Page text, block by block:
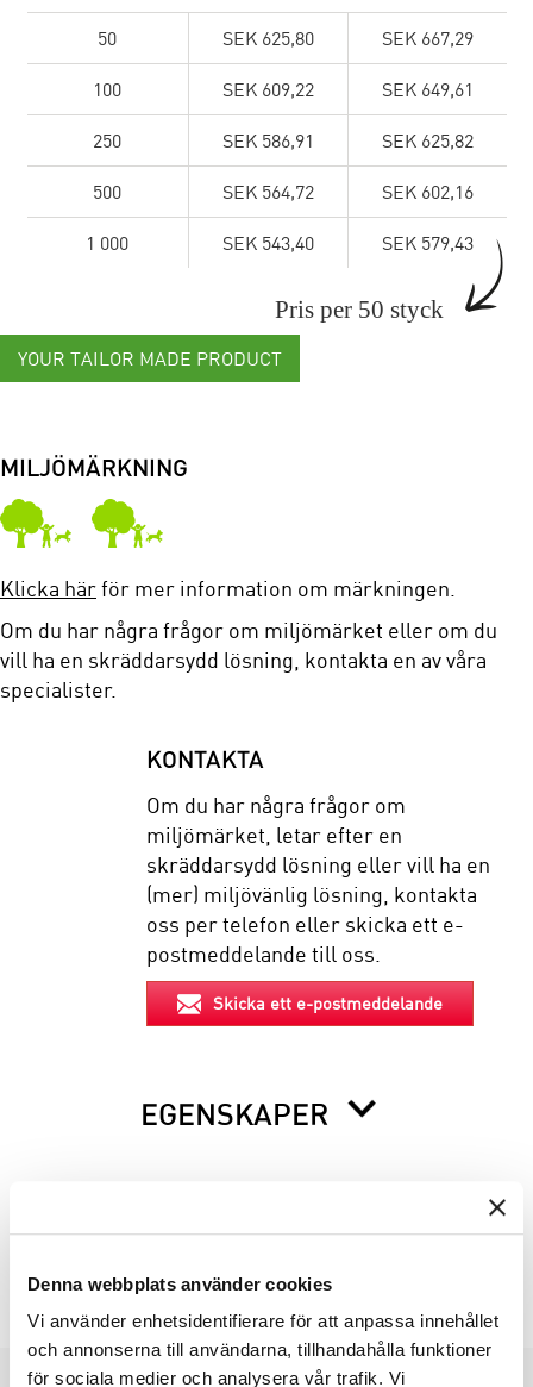
Denna webbplats använder cookies
Vi använder enhetsidentifierare för att anpassa innehållet
och annonserna till användarna, tillhandahålla funktioner
för sociala medier och analysera vår trafik. Vi
50 SEK 625,80 SEK 667,29
100 SEK 609,22 SEK 649,61
250 SEK 586,91 SEK 625,82
500 SEK 564,72 SEK 602,16
1 000 SEK 543,40 SEK 579,43
Pris per 50 styck
YOUR TAILOR MADE PRODUCT
MILJÖMÄRKNING
Klicka härför mer information om märkningen.
Om du har några frågor om miljömärket eller om du
vill ha en skräddarsydd lösning, kontakta en av våra
specialister.
KONTAKTA
Om du har några frågor om
miljömärket, letar efter en
skräddarsydd lösning eller vill ha en
(mer) miljövänlig lösning, kontakta
oss per telefon eller skicka ett e-
postmeddelande till oss.
Skicka ett e-postmeddelande
EGENSKAPER
INFO INNAN DU ORDERAR